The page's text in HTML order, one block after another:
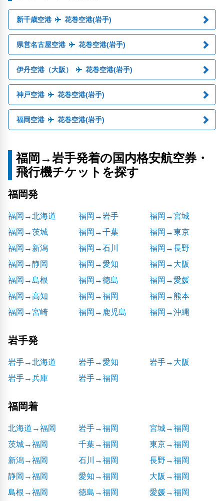
新千歳空港 花巻空港(岩手)
県営名古屋空港 花巻空港(岩手)
伊丹空港（大阪） 花巻空港(岩手)
神戸空港 花巻空港(岩手)
福岡空港 花巻空港(岩手)
福岡→岩手発着の国内格安航空券・
飛行機チケットを探す
福岡発
福岡→北海道 福岡→岩手
福岡→宮城
福岡→茨城
福岡→千葉
福岡→東京
福岡→新潟
福岡→石川
福岡→長野
福岡→静岡
福岡→愛知
福岡→大阪
福岡→島根
福岡→徳島
福岡→愛媛
福岡→高知
福岡→福岡
福岡→熊本
福岡→宮崎
福岡→鹿児島 福岡→沖縄
岩手発
岩手→北海道 岩手→愛知
岩手→大阪
岩手→兵庫
岩手→福岡
福岡着
北海道→福岡 岩手→福岡
宮城→福岡
茨城→福岡
千葉→福岡
東京→福岡
新潟→福岡
石川→福岡
長野→福岡
静岡→福岡
愛知→福岡
大阪→福岡
島根→福岡
徳島→福岡
愛媛→福岡